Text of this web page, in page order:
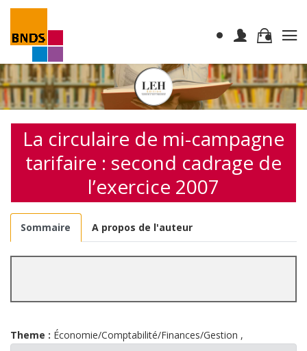
La circulaire de mi-campagne
tarifaire : second cadrage de
l’exercice 2007
Sommaire A propos de l'auteur
Theme : Économie/Comptabilité/Finances/Gestion ,